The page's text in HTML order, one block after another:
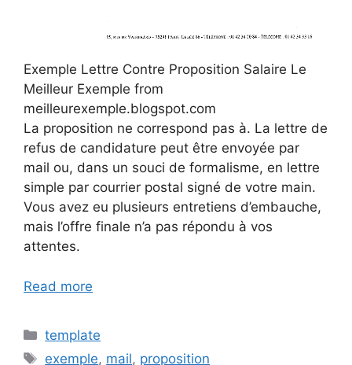
Exemple Lettre Contre Proposition Salaire Le
Meilleur Exemple from
meilleurexemple.blogspot.com
La proposition ne correspond pas à. La lettre de
refus de candidature peut être envoyée par
mail ou, dans un souci de formalisme, en lettre
simple par courrier postal signé de votre main.
Vous avez eu plusieurs entretiens d’embauche,
mais l’offre finale n’a pas répondu à vos
attentes.
Read more
Categories
template
Tags
exemple, mail, proposition